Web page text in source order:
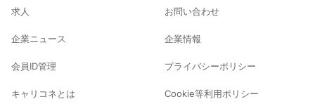
求人
企業ニュース
会員ID管理
キャリコネとは
お問い合わせ
企業情報
プライバシーポリシー
Cookie等利用ポリシー